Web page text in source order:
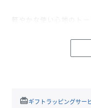
軽やかな使い心地のトー
軽やかな使い心地のス
広めのマチを備えたス
redeemギフトラッピングサー